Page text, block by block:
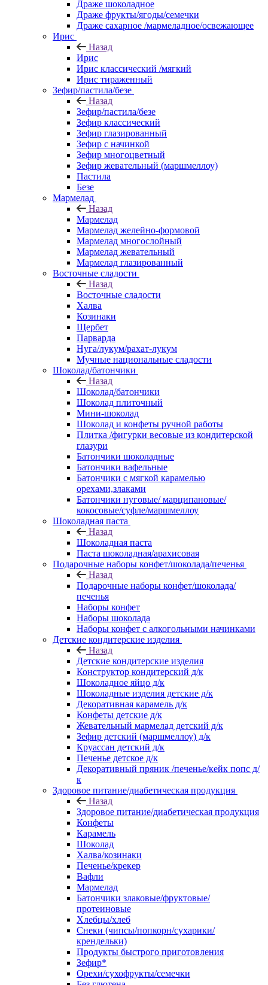
Драже шоколадное
Драже фрукты/ягоды/семечки
Драже сахарное /мармеладное/освежающее
Ирис
Назад
Ирис
Ирис классический /мягкий
Ирис тираженный
Зефир/пастила/безе
Назад
Зефир/пастила/безе
Зефир классический
Зефир глазированный
Зефир с начинкой
Зефир многоцветный
Зефир жевательный (маршмеллоу)
Пастила
Безе
Мармелад
Назад
Мармелад
Мармелад желейно-формовой
Мармелад многослойный
Мармелад жевательный
Мармелад глазированный
Восточные сладости
Назад
Восточные сладости
Халва
Козинаки
Щербет
Парварда
Нуга/лукум/рахат-лукум
Мучные национальные сладости
Шоколад/батончики
Назад
Шоколад/батончики
Шоколад плиточный
Мини-шоколад
Шоколад и конфеты ручной работы
Плитка /фигурки весовые из кондитерской
глазури
Батончики шоколадные
Батончики вафельные
Батончики с мягкой карамелью
орехами,злаками
Батончики нуговые/ марципановые/
кокосовые/суфле/маршмеллоу
Шоколадная паста
Назад
Шоколадная паста
Паста шоколадная/арахисовая
Подарочные наборы конфет/шоколада/печенья
Назад
Подарочные наборы конфет/шоколада/
печенья
Наборы конфет
Наборы шоколада
Наборы конфет с алкогольными начинками
Детские кондитерские изделия
Назад
Детские кондитерские изделия
Конструктор кондитерский д/к
Шоколадное яйцо д/к
Шоколадные изделия детские д/к
Декоративная карамель д/к
Конфеты детские д/к
Жевательный мармелад детский д/к
Зефир детский (маршмеллоу) д/к
Круассан детский д/к
Печенье детское д/к
Декоративный пряник /печенье/кейк попс д/
к
Здоровое питание/диабетическая продукция
Назад
Здоровое питание/диабетическая продукция
Конфеты
Карамель
Шоколад
Халва/козинаки
Печенье/крекер
Вафли
Мармелад
Батончики злаковые/фруктовые/
протеиновые
Хлебцы/хлеб
Снеки (чипсы/попкорн/сухарики/
крендельки)
Продукты быстрого приготовления
Зефир*
Орехи/сухофрукты/семечки